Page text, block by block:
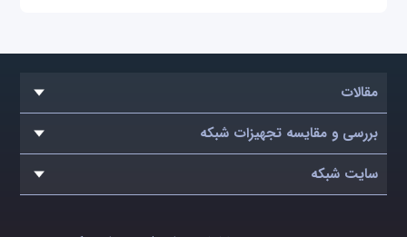
مقالات
بررسی و مقایسه تجهیزات شبکه
سایت شبکه